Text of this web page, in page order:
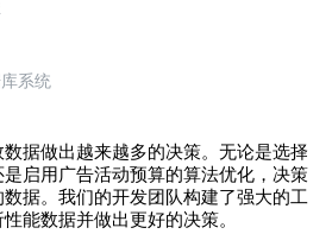
系统
据做出越来越多的决策。无论是选择
启用广告活动预算的算法优化，决策
据。我们的开发团队构建了强大的工
能数据并做出更好的决策。